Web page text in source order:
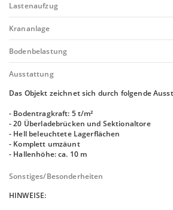
Lastenaufzug
Krananlage
Bodenbelastung
Ausstattung
Das Objekt zeichnet sich durch folgende
- Bodentragkraft: 5 t/m²
- 20 Überladebrücken und Sektionaltore
- Hell beleuchtete Lagerflächen
- Komplett umzäunt
- Hallenhöhe: ca. 10 m
Sonstiges/Besonderheiten
HINWEISE: